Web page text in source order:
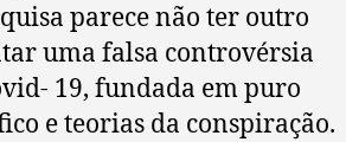
parece não ter outro
uma falsa controvérsia
19, fundada em puro
e teorias da conspiração.